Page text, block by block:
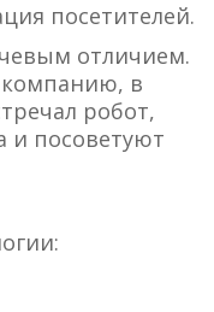
посетителей.
отличием.
компанию, в
робот,
и посоветуют